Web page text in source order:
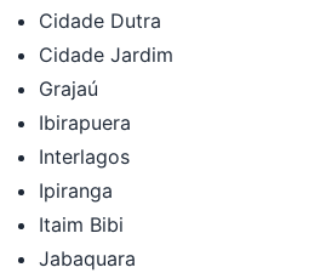
Cidade Dutra
Cidade Jardim
Grajaú
Ibirapuera
Interlagos
Ipiranga
Itaim Bibi
Jabaquara